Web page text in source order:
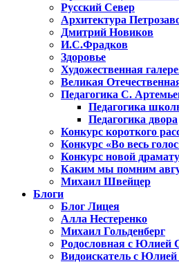
Русский Север
Архитектура
Дмитрий Новиков
И.С.Фрадков
Здоровье
Художественная
Великая
Педагогика С.
Педагогика
Педагогика двора
Конкурс короткого
Конкурс «Во весь
Конкурс новой
Каким мы помним
Михаил Швейцер
Блоги
Блог Лицея
Алла Нестеренко
Михаил Гольденберг
Родословная с Юлией
Видоискатель с